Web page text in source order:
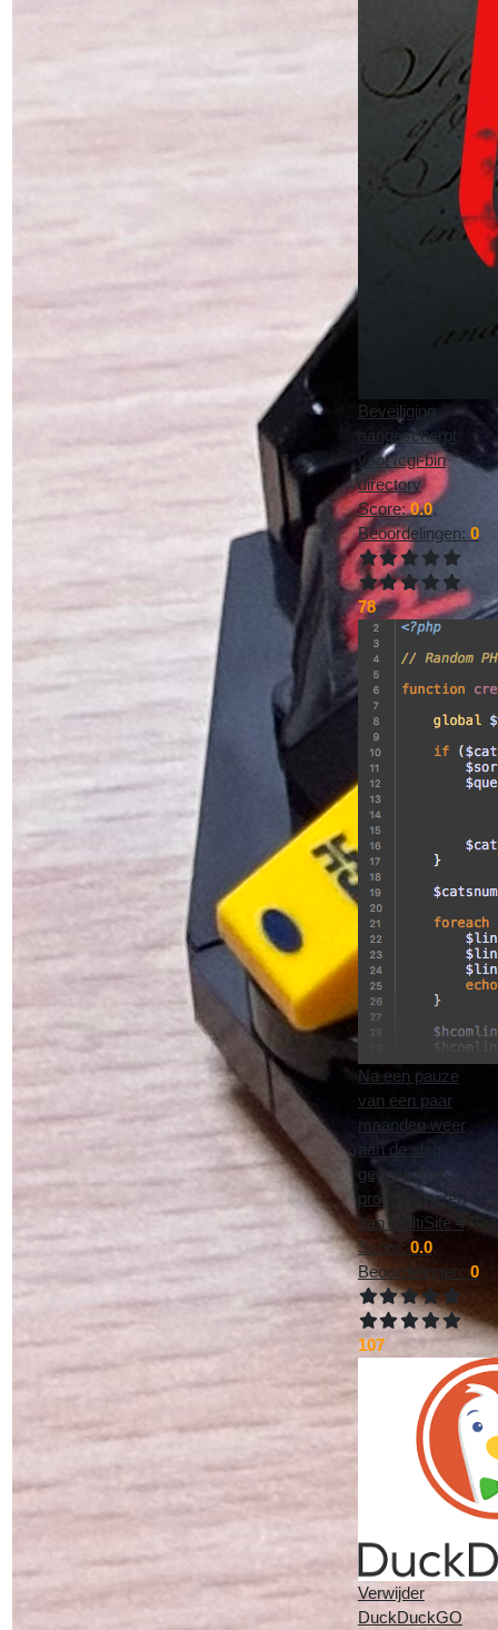
Beveiliging
aangescherpt
voot /cgi-bin
directory
Score:0.0,
Beoordelingen: 0
78
Na een pauze
van een paar
maanden weer
aan de slag
gegaan met
programmeren
aan MultiSite 4
Score: 0.0,
Beoordelingen: 0
107
Verwijder
DuckDuckGO